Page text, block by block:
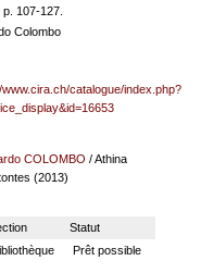
p. 107-127.
Colombo
catalogue/index.php?
COLOMBO / Athina
(2013)
Statut
Prêt possible